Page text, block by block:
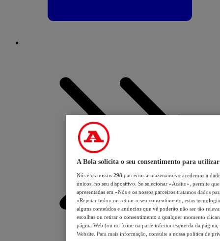
A Bola solicita o seu consentimento para utilizar
Nós e os nossos 298 parceiros armazenamos e acedemos a
únicos, no seu dispositivo. Se selecionar «Aceito», permite
apresentadas em «Nós e os nossos parceiros tratamos dados
«Rejeitar tudo» ou retirar o seu consentimento, estas
alguns conteúdos e anúncios que vê poderão não ser tão
escolhas ou retirar o consentimento a qualquer momento
página Web (ou no ícone na parte inferior esquerda da página,
Website. Para mais informação, consulte a nossa política de